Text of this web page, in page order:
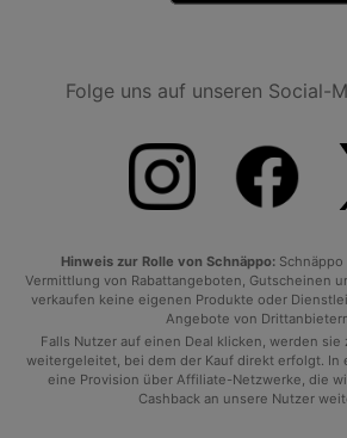
Folge uns auf unseren Social-
Hinweis zur Rolle von Schnäppo:
Vermittlung von Rabattangeboten, Gutscheinen
verkaufen keine eigenen Produkte oder
Angebote von
Falls Nutzer auf einen Deal klicken, werden
weitergeleitet, bei dem der Kauf direkt erfolgt. In
eine Provision über Affiliate-Netzwerke, die
Cashback an unsere Nutzer